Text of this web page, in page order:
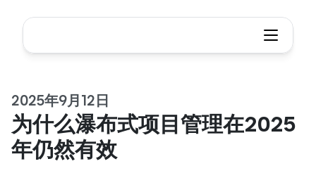
2025年9月12日
为什么瀑布式项目管理在2025
年仍然有效